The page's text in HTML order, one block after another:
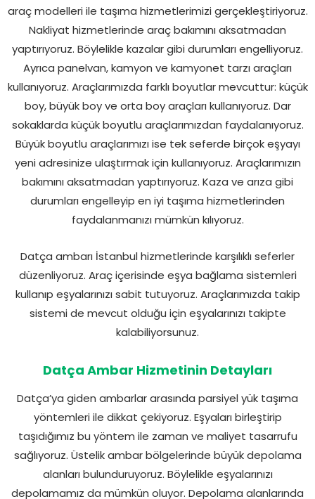
araç modelleri ile taşıma hizmetlerimizi gerçekleştiriyoruz.
Nakliyat hizmetlerinde araç bakımını aksatmadan
yaptırıyoruz. Böylelikle kazalar gibi durumları engelliyoruz.
Ayrıca panelvan, kamyon ve kamyonet tarzı araçları
kullanıyoruz. Araçlarımızda farklı boyutlar mevcuttur: küçük
boy, büyük boy ve orta boy araçları kullanıyoruz. Dar
sokaklarda küçük boyutlu araçlarımızdan faydalanıyoruz.
Büyük boyutlu araçlarımızı ise tek seferde birçok eşyayı
yeni adresinize ulaştırmak için kullanıyoruz. Araçlarımızın
bakımını aksatmadan yaptırıyoruz. Kaza ve arıza gibi
durumları engelleyip en iyi taşıma hizmetlerinden
faydalanmanızı mümkün kılıyoruz.
Datça ambarı İstanbul hizmetlerinde karşılıklı seferler
düzenliyoruz. Araç içerisinde eşya bağlama sistemleri
kullanıp eşyalarınızı sabit tutuyoruz. Araçlarımızda takip
sistemi de mevcut olduğu için eşyalarınızı takipte
kalabiliyorsunuz.
Datça Ambar Hizmetinin Detayları
Datça’ya giden ambarlar arasında parsiyel yük taşıma
yöntemleri ile dikkat çekiyoruz. Eşyaları birleştirip
taşıdığımız bu yöntem ile zaman ve maliyet tasarrufu
sağlıyoruz. Üstelik ambar bölgelerinde büyük depolama
alanları bulunduruyoruz. Böylelikle eşyalarınızı
depolamamız da mümkün oluyor. Depolama alanlarında